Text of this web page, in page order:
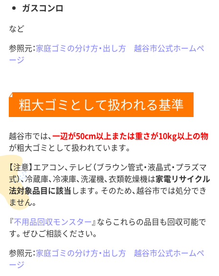
ガスコンロ
など
参照元：家庭ゴミの分け方・出し方 越谷市公式ホームペ
ージ
粗大ゴミとして扱われる基準
越谷市では、一辺が50cm以上または重さが10kg以上の物
が粗大ゴミとして扱われています。
【注意】エアコン、テレビ（ブラウン管式・液晶式・プラズマ
式）、冷蔵庫、冷凍庫、洗濯機、衣類乾燥機は家電リサイクル
法対象品目に該当します。そのため、越谷市では処分でき
ません。
『不用品回収モンスター』ならこれらの品目も回収可能で
す。ぜひご相談ください。
参照元：家庭ゴミの分け方・出し方 越谷市公式ホームペ
ージ